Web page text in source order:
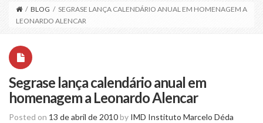
/ BLOG / SEGRASE LANÇA CALENDÁRIO ANUAL EM HOMENAGEM A
LEONARDO ALENCAR
Segrase lança calendário anual em
homenagem a Leonardo Alencar
Posted on 13 de abril de 2010by IMD Instituto Marcelo Déda